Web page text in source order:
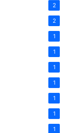
2
2
1
1
1
1
1
1
1